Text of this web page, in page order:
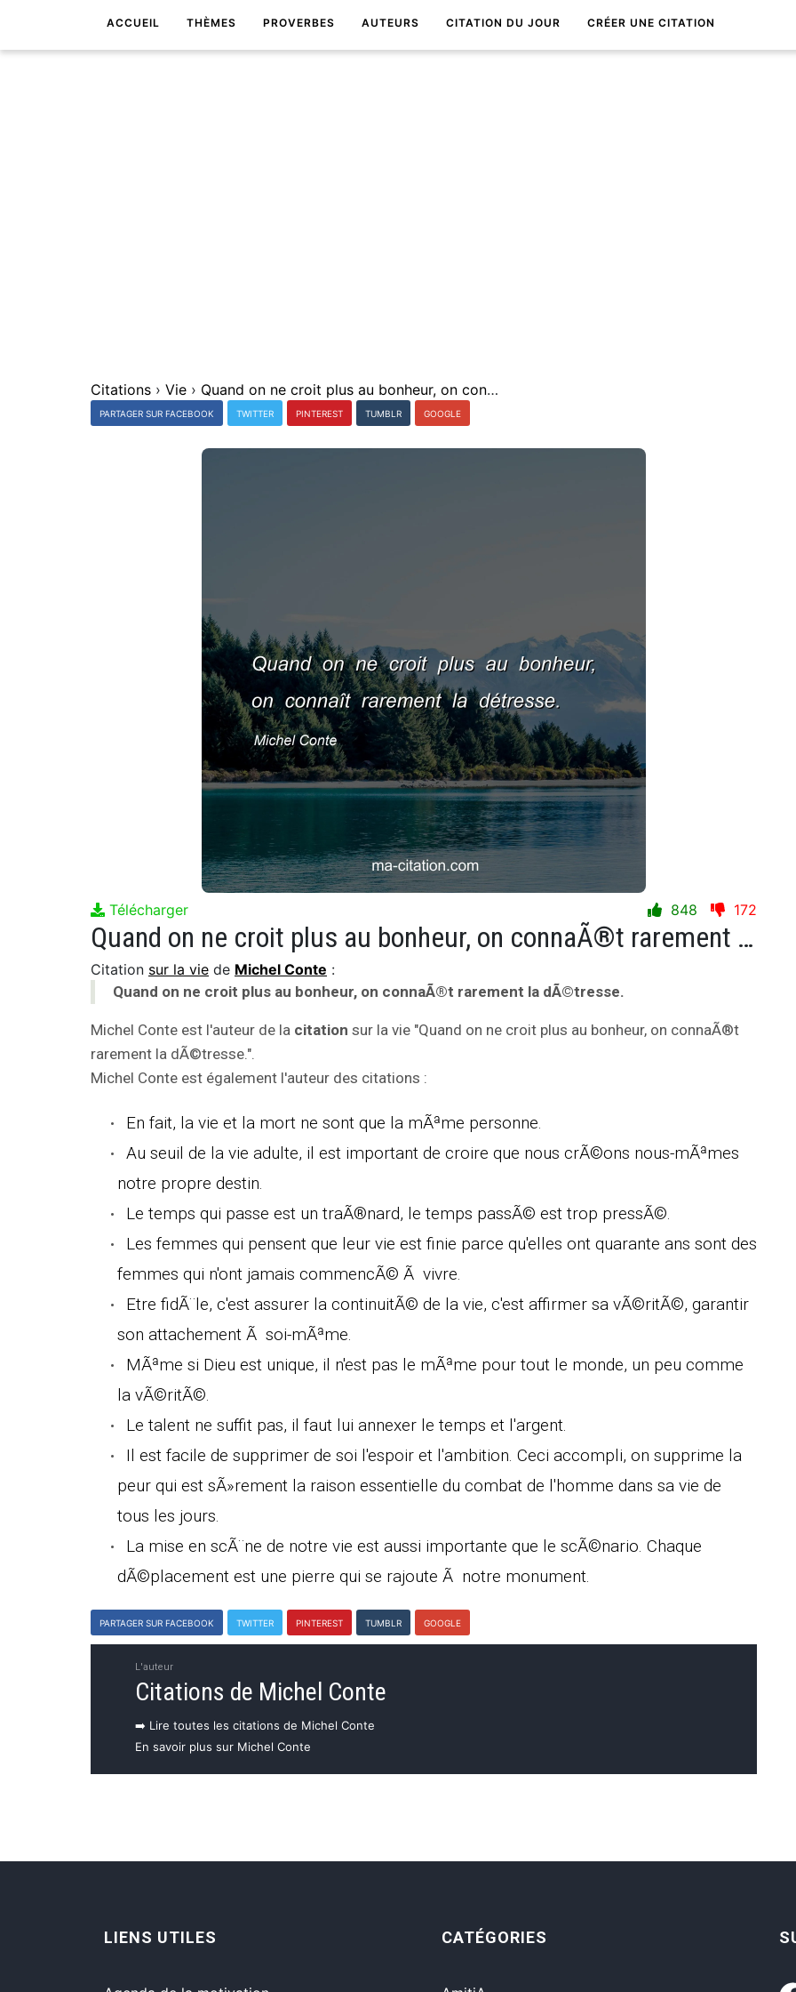
ACCUEIL THÈMES PROVERBES AUTEURS CITATION DU JOUR CRÉER UNE CITATION
Citations › Vie › Quand on ne croit plus au bonheur, on connaÃ®t rarement la dÃ©tresse.
PARTAGER SUR FACEBOOK TWITTER PINTEREST TUMBLR GOOGLE
Télécharger 848 172
Quand on ne croit plus au bonheur, on connaÃ®t rarement la dÃ©tresse.
Citation sur la vie de Michel Conte :
Quand on ne croit plus au bonheur, on connaÃ®t rarement la dÃ©tresse.
Michel Conte est l'auteur de la citation sur la vie "Quand on ne croit plus au bonheur, on connaÃ®t
rarement la dÃ©tresse.".
Michel Conte est également l'auteur des citations :
En fait, la vie et la mort ne sont que la mÃªme personne.
Au seuil de la vie adulte, il est important de croire que nous crÃ©ons nous-mÃªmes
notre propre destin.
Le temps qui passe est un traÃ®nard, le temps passÃ© est trop pressÃ©.
Les femmes qui pensent que leur vie est finie parce qu'elles ont quarante ans sont des
femmes qui n'ont jamais commencÃ© Ã vivre.
Etre fidÃ¨le, c'est assurer la continuitÃ© de la vie, c'est affirmer sa vÃ©ritÃ©, garantir
son attachement Ã soi-mÃªme.
MÃªme si Dieu est unique, il n'est pas le mÃªme pour tout le monde, un peu comme
la vÃ©ritÃ©.
Le talent ne suffit pas, il faut lui annexer le temps et l'argent.
Il est facile de supprimer de soi l'espoir et l'ambition. Ceci accompli, on supprime la
peur qui est sÃ»rement la raison essentielle du combat de l'homme dans sa vie de
tous les jours.
La mise en scÃ¨ne de notre vie est aussi importante que le scÃ©nario. Chaque
dÃ©placement est une pierre qui se rajoute Ã notre monument.
PARTAGER SUR FACEBOOK TWITTER PINTEREST TUMBLR GOOGLE
L'auteur
Citations de Michel Conte
➡️ Lire toutes les citations de Michel Conte
En savoir plus sur Michel Conte
LIENS UTILES CATÉGORIES